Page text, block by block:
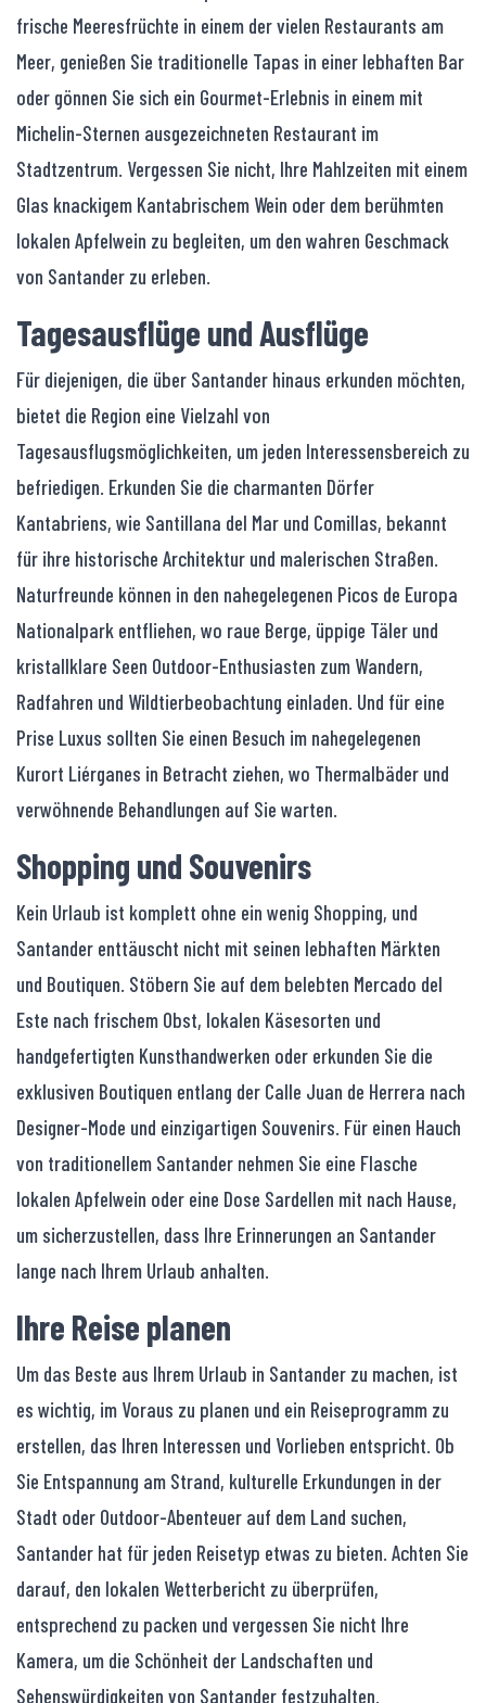
frische Meeresfrüchte in einem der vielen Restaurants am
Meer, genießen Sie traditionelle Tapas in einer lebhaften Bar
oder gönnen Sie sich ein Gourmet-Erlebnis in einem mit
Michelin-Sternen ausgezeichneten Restaurant im
Stadtzentrum. Vergessen Sie nicht, Ihre Mahlzeiten mit einem
Glas knackigem Kantabrischem Wein oder dem berühmten
lokalen Apfelwein zu begleiten, um den wahren Geschmack
von Santander zu erleben.
Tagesausflüge und Ausflüge
Für diejenigen, die über Santander hinaus erkunden möchten,
bietet die Region eine Vielzahl von
Tagesausflugsmöglichkeiten, um jeden Interessensbereich zu
befriedigen. Erkunden Sie die charmanten Dörfer
Kantabriens, wie Santillana del Mar und Comillas, bekannt
für ihre historische Architektur und malerischen Straßen.
Naturfreunde können in den nahegelegenen Picos de Europa
Nationalpark entfliehen, wo raue Berge, üppige Täler und
kristallklare Seen Outdoor-Enthusiasten zum Wandern,
Radfahren und Wildtierbeobachtung einladen. Und für eine
Prise Luxus sollten Sie einen Besuch im nahegelegenen
Kurort Liérganes in Betracht ziehen, wo Thermalbäder und
verwöhnende Behandlungen auf Sie warten.
Shopping und Souvenirs
Kein Urlaub ist komplett ohne ein wenig Shopping, und
Santander enttäuscht nicht mit seinen lebhaften Märkten
und Boutiquen. Stöbern Sie auf dem belebten Mercado del
Este nach frischem Obst, lokalen Käsesorten und
handgefertigten Kunsthandwerken oder erkunden Sie die
exklusiven Boutiquen entlang der Calle Juan de Herrera nach
Designer-Mode und einzigartigen Souvenirs. Für einen Hauch
von traditionellem Santander nehmen Sie eine Flasche
lokalen Apfelwein oder eine Dose Sardellen mit nach Hause,
um sicherzustellen, dass Ihre Erinnerungen an Santander
lange nach Ihrem Urlaub anhalten.
Ihre Reise planen
Um das Beste aus Ihrem Urlaub in Santander zu machen, ist
es wichtig, im Voraus zu planen und ein Reiseprogramm zu
erstellen, das Ihren Interessen und Vorlieben entspricht. Ob
Sie Entspannung am Strand, kulturelle Erkundungen in der
Stadt oder Outdoor-Abenteuer auf dem Land suchen,
Santander hat für jeden Reisetyp etwas zu bieten. Achten Sie
darauf, den lokalen Wetterbericht zu überprüfen,
entsprechend zu packen und vergessen Sie nicht Ihre
Kamera, um die Schönheit der Landschaften und
Sehenswürdigkeiten von Santander festzuhalten.